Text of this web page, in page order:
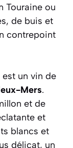
Touraine ou
de buis et
contrepoint
un vin de
Mers.
et de
et
blancs et
délicat, un